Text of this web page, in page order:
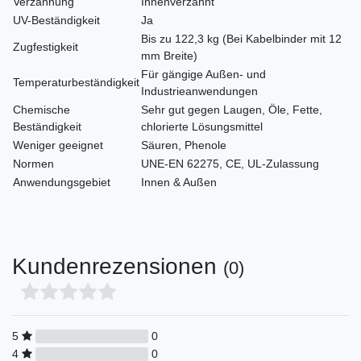
UV-Beständigkeit
Ja
Zugfestigkeit
Bis zu 122,3 kg (Bei Kabelbinder mit 12
mm Breite)
Temperaturbeständigkeit
Für gängige Außen- und
Industrieanwendungen
Chemische
Beständigkeit
Sehr gut gegen Laugen, Öle, Fette,
chlorierte Lösungsmittel
Weniger geeignet
Säuren, Phenole
Normen
UNE-EN 62275, CE, UL-Zulassung
Anwendungsgebiet
Innen & Außen
Kundenrezensionen (0)
5
0
4
0